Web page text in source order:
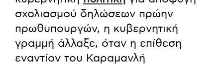
σχολιασμού δηλώσεων πρώην
πρωθυπουργών, η κυβερνητική
γραμμή άλλαξε, όταν η επίθεση
εναντίον του Καραμανλή